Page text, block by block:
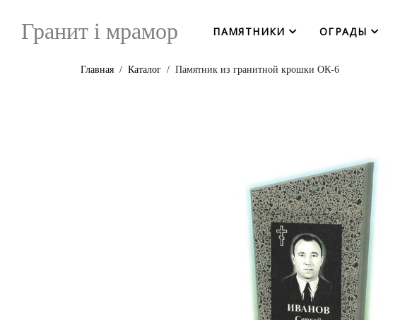
Гранит i мрамор ПАМЯТНИКИ ОГРАДЫ
Главная Каталог Памятник из гранитной крошки ОК-6